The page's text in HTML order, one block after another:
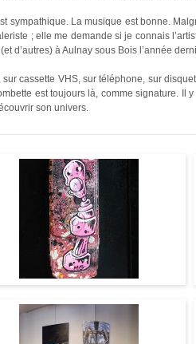
sympathique. La musique est bonne.
; elle me demande si je connais
d’autres) à Aulnay sous Bois l’année
cassette VHS, sur téléphone, sur
est toujours là, comme signature. Il
son univers.